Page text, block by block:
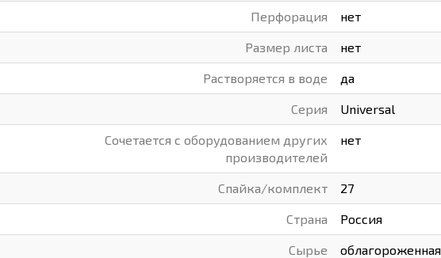
Перфорация нет
Размер листа нет
Растворяется в воде да
Серия Universal
Сочетается с оборудованием других
производителей
нет
Спайка/комплект 27
Страна Россия
Сырье
облагороженная